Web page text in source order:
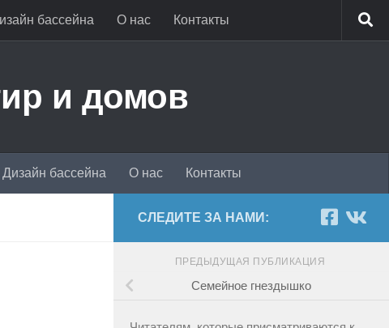
бассейна О нас Контакты
и домов
Дизайн бассейна О нас Контакты
СЛЕДИТЕ ЗА НАМИ:
ПРЕДЫДУЩАЯ ПУБЛИКАЦИЯ
Семейное гнездышко